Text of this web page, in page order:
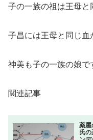
子の一族の祖は王母
子昌には王母と同じ血
神美も子の一族の娘で
関連記事
薬
氏